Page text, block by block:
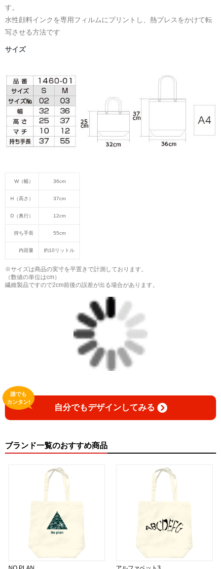
す。
水性顔料インクを専用フィルムにプリントし、熱プレスをかけて転
写させる方法です
サイズ
W（幅） 36cm
H（高さ） 37cm
D（奥行） 12cm
持ち手長 55cm
内容量 約10リットル
※サイズは商品の実寸を平置きで計測しております。
（数値の単位はcm）
繊維製品ですので2cm前後の誤差が出る場合があります。
自分でもデザインしてみる
誰でも
カンタン!
ブランド一覧のおすすめ商品